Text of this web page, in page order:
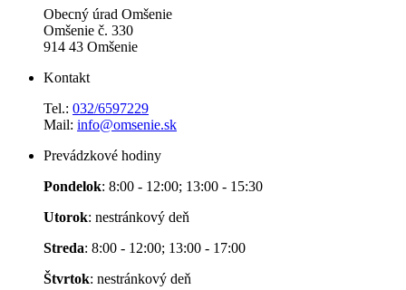
Obecný úrad Omšenie
Omšenie č. 330
914 43 Omšenie
Kontakt
Tel.: 032/6597229
Mail: info@omsenie.sk
Prevádzkové hodiny
Pondelok: 8:00 - 12:00; 13:00 - 15:30
Utorok: nestránkový deň
Streda: 8:00 - 12:00; 13:00 - 17:00
Štvrtok: nestránkový deň